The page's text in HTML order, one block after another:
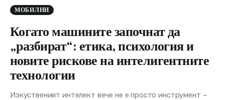
МОБИЛНИ
Когато машините започнат да
„разбират“: етика, психология и
новите рискове на интелигентните
технологии
Изкуственият интелект вече не е просто инструмент –